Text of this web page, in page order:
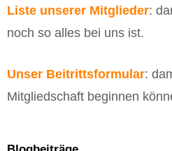
Liste unserer Mitglieder:
noch so alles bei uns ist.
Unser Beitrittsformular:
Mitgliedschaft beginnen